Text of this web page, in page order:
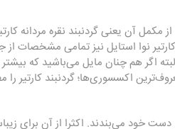
مکمل آن یعنی گردنبند نقره مردانه
نوا استایل نیز تمامی مشخصات از
اگر هم چنان مایل می‌باشید که
اکسسوری‌ها؛ گردنبند کارتیر را
خود می‌بندند. اکثرا از آن برای